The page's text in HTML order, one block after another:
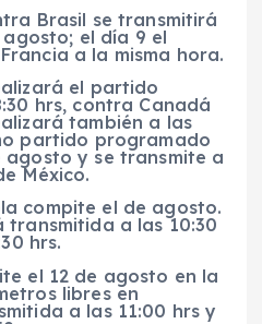
Brasil se transmitirá
agosto; el día 9 el
a la misma hora.
el partido
hrs, contra Canadá
también a las
partido programado
y se transmite a
México.
compite el de agosto.
transmitida a las 10:30
hrs.
el 12 de agosto en la
libres en
a las 11:00 hrs y